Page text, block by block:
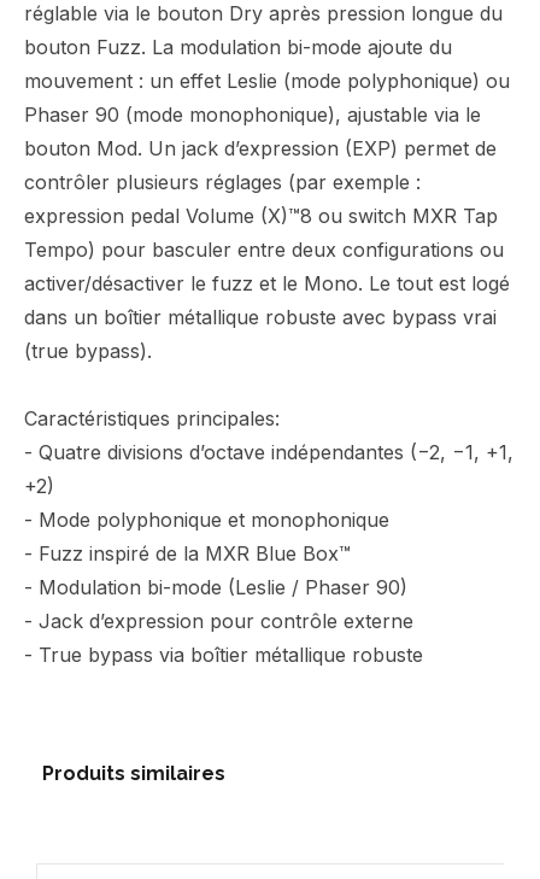
réglable via le bouton Dry après pression longue du
bouton Fuzz. La modulation bi-mode ajoute du
mouvement : un effet Leslie (mode polyphonique) ou
Phaser 90 (mode monophonique), ajustable via le
bouton Mod. Un jack d’expression (EXP) permet de
contrôler plusieurs réglages (par exemple :
expression pedal Volume (X)™8 ou switch MXR Tap
Tempo) pour basculer entre deux configurations ou
activer/désactiver le fuzz et le Mono. Le tout est logé
dans un boîtier métallique robuste avec bypass vrai
(true bypass).
Caractéristiques principales:
- Quatre divisions d’octave indépendantes (−2, −1, +1,
+2)
- Mode polyphonique et monophonique
- Fuzz inspiré de la MXR Blue Box™
- Modulation bi-mode (Leslie / Phaser 90)
- Jack d’expression pour contrôle externe
- True bypass via boîtier métallique robuste
Produits similaires